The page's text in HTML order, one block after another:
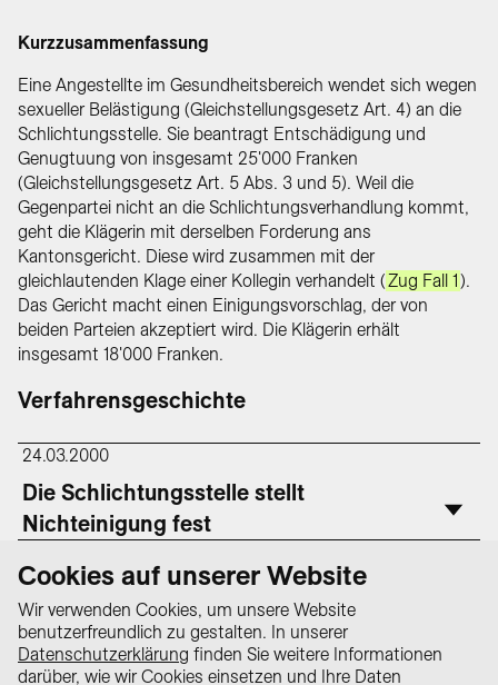
Kurzzusammenfassung
Eine Angestellte im Gesundheitsbereich wendet sich wegen
sexueller Belästigung (Gleichstellungsgesetz Art. 4) an die
Schlichtungsstelle. Sie beantragt Entschädigung und
Genugtuung von insgesamt 25'000 Franken
(Gleichstellungsgesetz Art. 5 Abs. 3 und 5). Weil die
Gegenpartei nicht an die Schlichtungsverhandlung kommt,
geht die Klägerin mit derselben Forderung ans
Kantonsgericht. Diese wird zusammen mit der
gleichlautenden Klage einer Kollegin verhandelt (Zug Fall 1 ).
Das Gericht macht einen Einigungsvorschlag, der von
beiden Parteien akzeptiert wird. Die Klägerin erhält
insgesamt 18'000 Franken.
Verfahrensgeschichte
24.03.2000
Die Schlichtungsstelle stellt
Nichteinigung fest
Das Kantonsgericht erzielt Vergleich
Cookies auf unserer Website
Wir verwenden Cookies, um unsere Website
benutzerfreundlich zu gestalten. In unserer
Datenschutzerklärung finden Sie weitere Informationen
darüber, wie wir Cookies einsetzen und Ihre Daten